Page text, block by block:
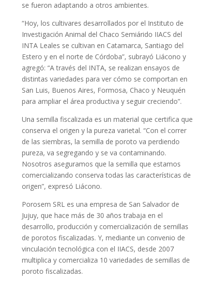
se fueron adaptando a otros ambientes.
“Hoy, los cultivares desarrollados por el Instituto de
Investigación Animal del Chaco Semiárido IIACS del
INTA Leales se cultivan en Catamarca, Santiago del
Estero y en el norte de Córdoba”, subrayó Liácono y
agregó: “A través del INTA, se realizan ensayos de
distintas variedades para ver cómo se comportan en
San Luis, Buenos Aires, Formosa, Chaco y Neuquén
para ampliar el área productiva y seguir creciendo”.
Una semilla fiscalizada es un material que certifica que
conserva el origen y la pureza varietal. “Con el correr
de las siembras, la semilla de poroto va perdiendo
pureza, va segregando y se va contaminando.
Nosotros aseguramos que la semilla que estamos
comercializando conserva todas las características de
origen”, expresó Liácono.
Porosem SRL es una empresa de San Salvador de
Jujuy, que hace más de 30 años trabaja en el
desarrollo, producción y comercialización de semillas
de porotos fiscalizadas. Y, mediante un convenio de
vinculación tecnológica con el IIACS, desde 2007
multiplica y comercializa 10 variedades de semillas de
poroto fiscalizadas.